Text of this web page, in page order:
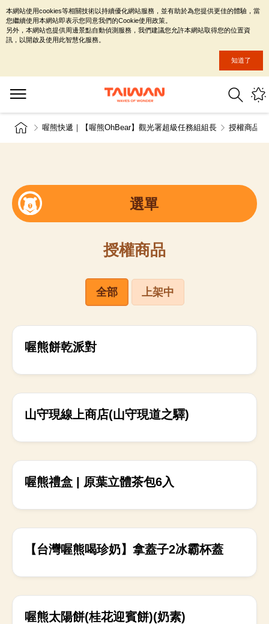
喔熊快遞｜【喔熊OhBear】觀光署超級任務組組長 授權商品
選單
授權商品
全部 上架中
上架中
喔熊餅乾派對
上架中
山守現線上商店(山守現道之驛)
上架中
喔熊禮盒 | 原葉立體茶包6入
上架中
【台灣喔熊喝珍奶】拿蓋子2冰霸杯蓋
上架中
喔熊太陽餅(桂花迎賓餅)(奶素)
本網站使用cookies等相關技術以持續優化網站服務，並有助於為您提供更佳的體驗，當
您繼續使用本網站即表示您同意我們的Cookie使用政策。
另外，本網站也提供周邊景點自動偵測服務，我們建議您允許本網站取得您的位置資
訊，以開啟及使用此智慧化服務。
知道了